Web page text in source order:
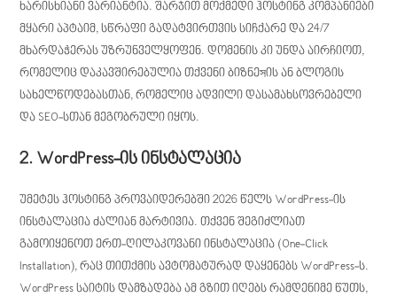
ხარისხიანი ვარიანტია. შარჯით მოქმედი ჰოსტინგ კომპანიები
მყარი აპტაიმ, სწრაფი გადატვირთვის სიჩქარე და 24/7
მხარდაჭერას უზრუნველყოფენ. დომენის კი უნდა აირჩიოთ,
რომელიც დაკავშირებულია თქვენი ბიზნეসის ან ბლოგის
სახელწოდებასთან, რომელიც ადვილი დასამახსოვრებელი
და SEO-სთან მეგობრული იყოს.
2. WordPress-ის ინსტალაცია
უმეტეს ჰოსტინგ პროვაიდერებში 2026 წელს WordPress-ის
ინსტალაცია ძალიან მარტივია. თქვენ შეგიძლიათ
გამოიყენოთ ერთ-ღილაკოვანი ინსტალაცია (One-Click
Installation), რაც თითქმის ავტომატურად დაყენებს WordPress-ს.
WordPress საიტის დამზადება ამ გზით იღებს რამდენიმე წუთს,